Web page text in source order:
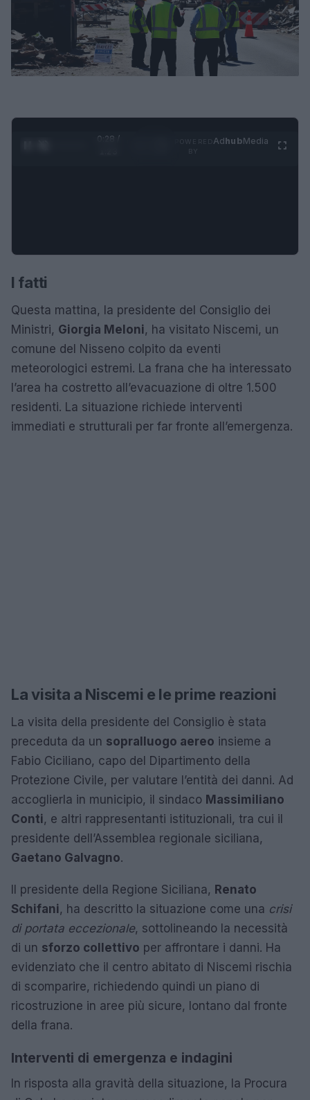
0:29 /
AdhubMedia
I fatti
Questa mattina, la presidente del Consiglio dei
Ministri, Giorgia Meloni, ha visitato Niscemi, un
comune del Nisseno colpito da eventi
meteorologici estremi. La frana che ha interessato
l’area ha costretto all’evacuazione di oltre 1.500
residenti. La situazione richiede interventi
immediati e strutturali per far fronte all’emergenza.
La visita a Niscemi e le prime reazioni
La visita della presidente del Consiglio è stata
preceduta da un sopralluogo aereo insieme a
Fabio Ciciliano, capo del Dipartimento della
Protezione Civile, per valutare l’entità dei danni. Ad
accoglierla in municipio, il sindaco Massimiliano
Conti, e altri rappresentanti istituzionali, tra cui il
presidente dell’Assemblea regionale siciliana,
Gaetano Galvagno.
Il presidente della Regione Siciliana, Renato
Schifani, ha descritto la situazione come una crisi
di portata eccezionale, sottolineando la necessità
di un sforzo collettivo per affrontare i danni. Ha
evidenziato che il centro abitato di Niscemi rischia
di scomparire, richiedendo quindi un piano di
ricostruzione in aree più sicure, lontano dal fronte
della frana.
Interventi di emergenza e indagini
In risposta alla gravità della situazione, la Procura